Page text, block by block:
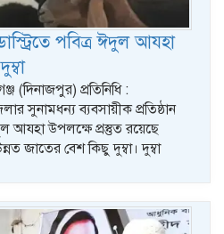
পবিত্র ঈদুল আযহা
দুম্বা
(দিনাজপুর) প্রতিনিধি :
সুনামধন্য ব্যবসায়ীক প্রতিষ্ঠান
আযহা উপলক্ষে প্রস্তুত রয়েছে
জাতের বেশ কিছু দুম্বা। দুম্বা